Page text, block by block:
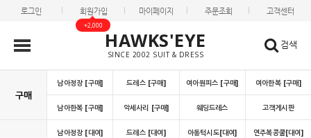
로그인 회원가입
+2,000
마이페이지 주문조회 고객센터
HAWKS'EYE
SINCE 2002 SUIT & DRESS
검색
구매
남아정장 [구매] 드레스 [구매] 여아원피스 [구매] 여아한복 [구매]
남아한복 [구매] 악세사리 [구매] 웨딩드레스 고객게시판
남아정장 [대여] 드레스 [대여] 아동턱시도[대여] 연주복콩쿨[대여]